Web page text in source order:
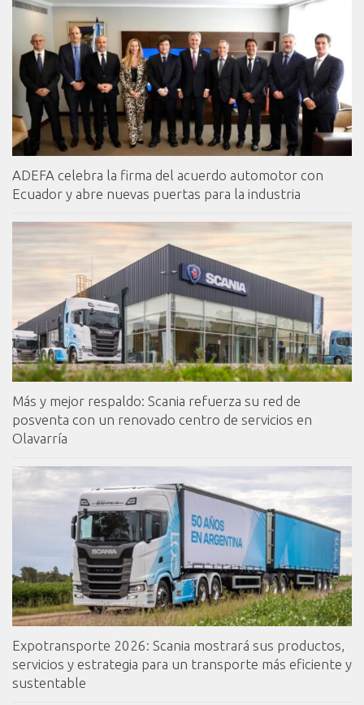
ADEFA celebra la firma del acuerdo automotor con
Ecuador y abre nuevas puertas para la industria
Más y mejor respaldo: Scania refuerza su red de
posventa con un renovado centro de servicios en
Olavarría
Expotransporte 2026: Scania mostrará sus productos,
servicios y estrategia para un transporte más eficiente y
sustentable